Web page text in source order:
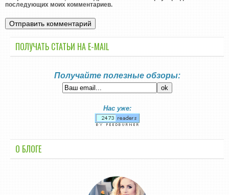
последующих моих комментариев.
ПОЛУЧАТЬ СТАТЬИ НА E-MАIL
Получайте полезные обзоры:
Нас уже:
О БЛОГЕ